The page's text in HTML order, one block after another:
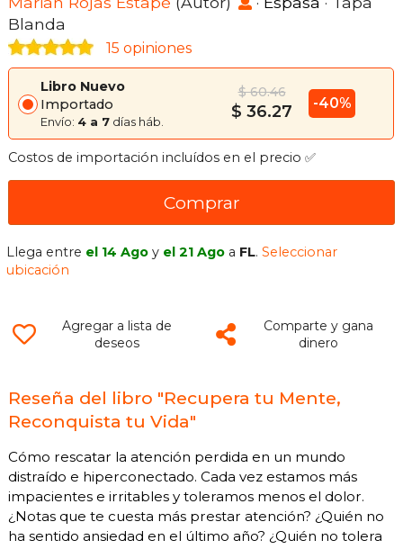
Blanda
15 opiniones
Libro Nuevo
Importado
Envío: 4 a 7 días háb.
$ 60.46
$ 36.27 -40%
Costos de importación incluídos en el precio ✅
Comprar
Llega entre el 14 Ago y el 21 Ago a FL.Seleccionar
ubicación
Agregar a lista de
deseos
Comparte y gana
dinero
Reseña del libro "Recupera tu Mente,
Reconquista tu Vida"
Cómo rescatar la atención perdida en un mundo
distraído e hiperconectado. Cada vez estamos más
impacientes e irritables y toleramos menos el dolor.
¿Notas que te cuesta más prestar atención? ¿Quién no
ha sentido ansiedad en el último año? ¿Quién no tolera